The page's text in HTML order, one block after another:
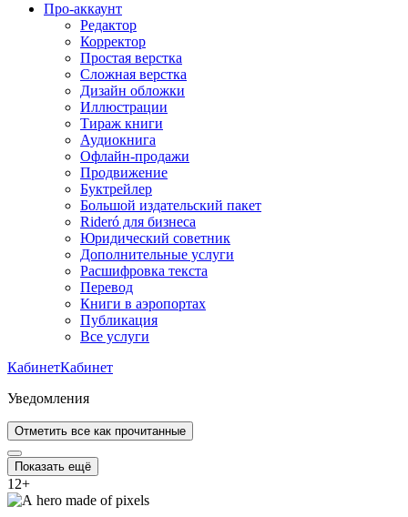
Про-аккаунт
Редактор
Корректор
Простая верстка
Сложная верстка
Дизайн обложки
Иллюстрации
Тираж книги
Аудиокнига
Офлайн-продажи
Продвижение
Буктрейлер
Большой издательский пакет
Rideró для бизнеса
Юридический советник
Дополнительные услуги
Расшифровка текста
Перевод
Книги в аэропортах
Публикация
Все услуги
КабинетКабинет
Уведомления
Отметить все как прочитанные
Показать ещё
12+